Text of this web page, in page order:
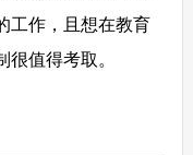
工作，且想在教育
值得考取。